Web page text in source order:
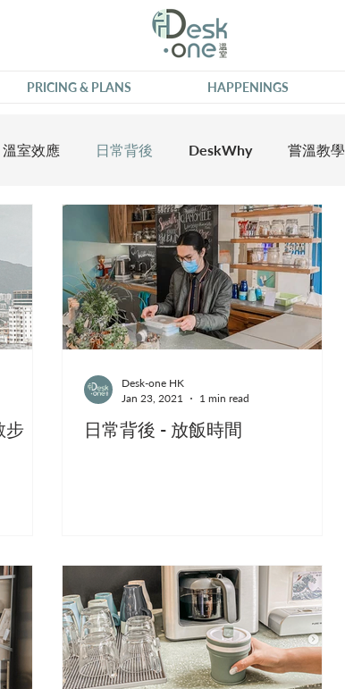
PRICING & PLANS HAPPENINGS
溫室效應 日常背後 DeskWhy 嘗溫教學
步 日常背後 - 放飯時間
Desk-one HK
Jan 23, 2021
1 min read